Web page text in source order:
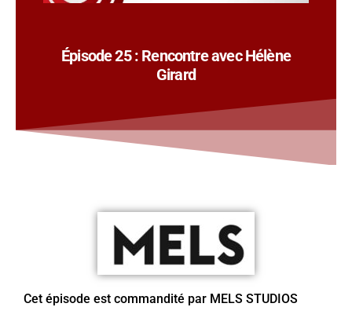
Épisode 25 : Rencontre avec Hélène
Girard
Cet épisode est commandité par MELS STUDIOS